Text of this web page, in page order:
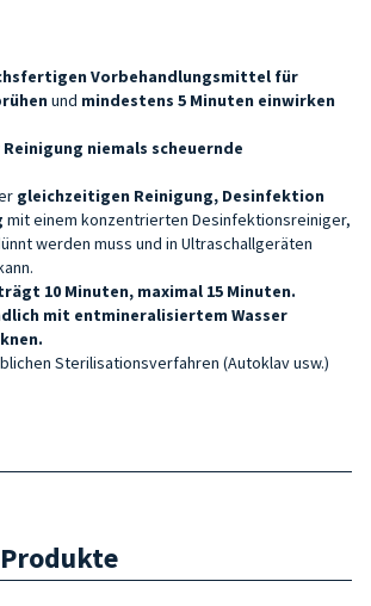
Vorbehandlungsmittel für
und mindestens 5 Minuten einwirken
niemals scheuernde
gleichzeitigen Reinigung, Desinfektion
mit einem konzentrierten Desinfektionsreiniger,
werden muss und in Ultraschallgeräten
10 Minuten, maximal 15 Minuten.
mit entmineralisiertem Wasser
Sterilisationsverfahren (Autoklav usw.)